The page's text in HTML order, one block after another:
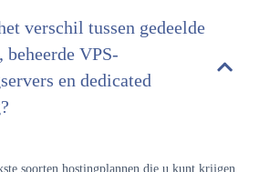
verschil tussen gedeelde
beheerde VPS-
en dedicated
soorten hostingplannen die u kunt krijgen,